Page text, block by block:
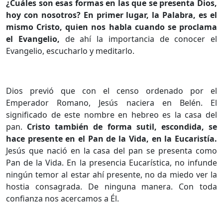
¿Cuáles son esas formas en las que se presenta Dios,
hoy con nosotros? En primer lugar, la Palabra, es el
mismo Cristo, quien nos habla cuando se proclama
el Evangelio, de ahí la importancia de conocer el
Evangelio, escucharlo y meditarlo.
Dios previó que con el censo ordenado por el
Emperador Romano, Jesús naciera en Belén. El
significado de este nombre en hebreo es la casa del
pan. Cristo también de forma sutil, escondida, se
hace presente en el Pan de la Vida, en la Eucaristía.
Jesús que nació en la casa del pan se presenta como
Pan de la Vida. En la presencia Eucarística, no infunde
ningún temor al estar ahí presente, no da miedo ver la
hostia consagrada. De ninguna manera. Con toda
confianza nos acercamos a Él.